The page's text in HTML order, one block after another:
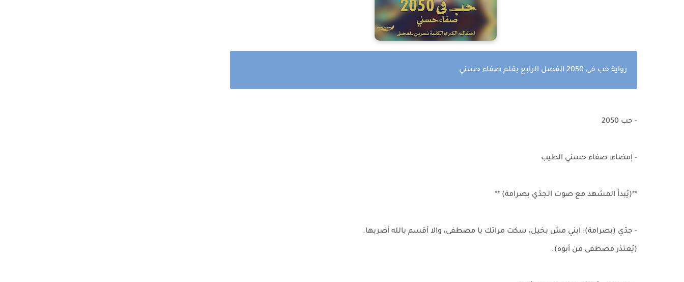
رواية حب فى 2050 الفصل الرابع بقلم صفاء حسني
- حب 2050
- إمضاء: صفاء حسني الطيب
**(يُبدأ المشهد مع صوت الجدّي بصرامة) **
- جدّي (بصرامة): ابني مش بخيل، سكت مراتك يا مصطفى، والا أقسم بالله أضربها.
(يُعتذر مصطفى من أبوه).